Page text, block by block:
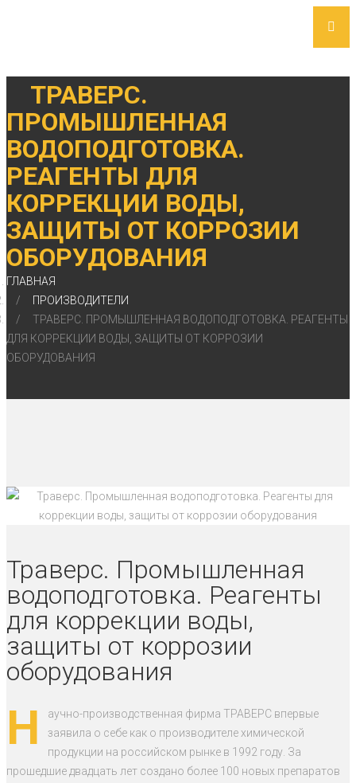
ТРАВЕРС.
ПРОМЫШЛЕННАЯ
ВОДОПОДГОТОВКА.
РЕАГЕНТЫ ДЛЯ
КОРРЕКЦИИ ВОДЫ,
ЗАЩИТЫ ОТ КОРРОЗИИ
ОБОРУДОВАНИЯ
ГЛАВНАЯ
ПРОИЗВОДИТЕЛИ
ТРАВЕРС. ПРОМЫШЛЕННАЯ ВОДОПОДГОТОВКА. РЕАГЕНТЫ
ДЛЯ КОРРЕКЦИИ ВОДЫ, ЗАЩИТЫ ОТ КОРРОЗИИ
ОБОРУДОВАНИЯ
Траверс. Промышленная
водоподготовка. Реагенты
для коррекции воды,
защиты от коррозии
оборудования
Н
аучно-производственная фирма ТРАВЕРС впервые
заявила о себе как о производителе химической
продукции на российском рынке в 1992 году. За
прошедшие двадцать лет создано более 100 новых препаратов